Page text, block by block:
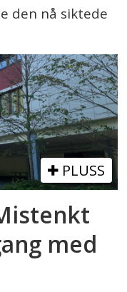
den nå siktede
PLUSS
med